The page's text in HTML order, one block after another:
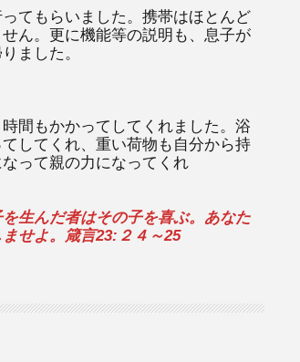
てもらいました。携帯はほとんど
ん。更に機能等の説明も、息子が
ました。
間もかかってしてくれました。浴
してくれ、重い荷物も自分から持
って親の力になってくれ
生んだ者はその子を喜ぶ。あなた
せよ。箴言23:２４～25